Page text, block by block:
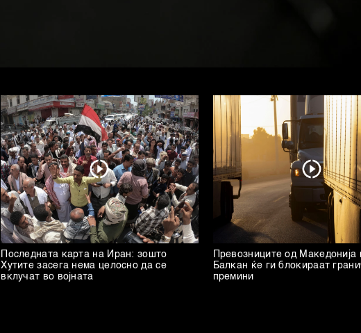
Последната карта на Иран: зошто
Хутите засега нема целосно да се
вклучат во војната
Превозниците од Македонија
Балкан ќе ги блокираат
премини